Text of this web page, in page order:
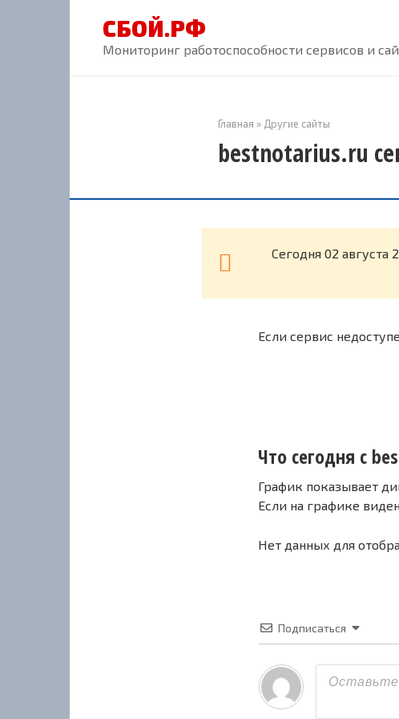
СБОЙ.РФ
Мониторинг работоспособности сервисов и
Главная » Другие сайты
bestnotarius.ru
Cегодня 02
Если сервис
Что сегодня с
График показывает
Если на графике
Нет данных для
Подписаться